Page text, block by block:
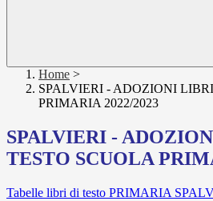
Home >
SPALVIERI - ADOZIONI
PRIMARIA 2022/2023
SPALVIERI -
TESTO SCUOLA
Tabelle libri di testo PRIMARIA